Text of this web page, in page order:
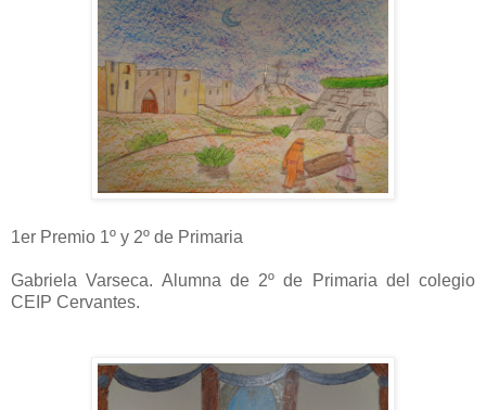
1er Premio 1º y 2º de Primaria
Gabriela Varseca. Alumna de 2º de Primaria del colegio
CEIP Cervantes.